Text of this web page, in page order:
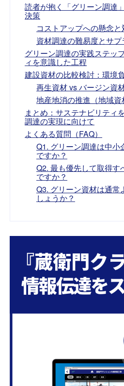
読者が抱く「グリーン調達
決策
コストアップへの懸念と
資材調達の難易度とサ
グリーン調達の実践ステッ
ィを意識した工程
建設資材の比較検討：環境
再生資材 vs バージン資
地産地消の推進（地域資
まとめ：サステナビリティ
調達の実現に向けて
よくある質問（FAQ）
Q1. グリーン調達は中小
ですか？
Q2. 最も優先して取得す
ですか？
Q3. グリーン資材は通常
しょうか？